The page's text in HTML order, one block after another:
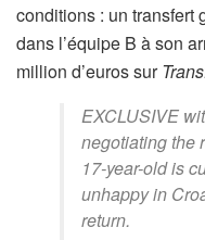
conditions : un transfert
dans l’équipe B à son
million d’euros sur
EXCLUSIVE
negotiating the
17-year-old is
unhappy in
return.